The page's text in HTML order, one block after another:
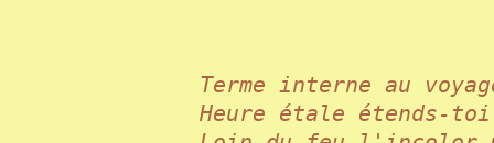
Terme interne au
Heure étale étends-